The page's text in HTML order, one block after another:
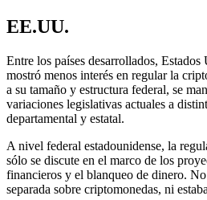
EE.UU.
Entre los países desarrollados,
mostró menos interés en regular la
a su tamaño y estructura federal, se
variaciones legislativas actuales a
departamental y estatal.
A nivel federal estadounidense, la
sólo se discute en el marco de los
financieros y el blanqueo de dinero.
separada sobre criptomonedas, ni